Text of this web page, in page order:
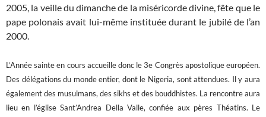
2005, la veille du dimanche de la miséricorde divine, fête que le
pape polonais avait lui-même instituée durant le jubilé de l’an
2000.
L’Année sainte en cours accueille donc le 3e Congrès apostolique européen.
Des délégations du monde entier, dont le Nigeria, sont attendues. Il y aura
également des musulmans, des sikhs et des bouddhistes. La rencontre aura
lieu en l’église Sant’Andrea Della Valle, confiée aux pères Théatins. Le